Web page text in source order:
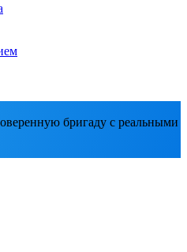
бригаду с реальными